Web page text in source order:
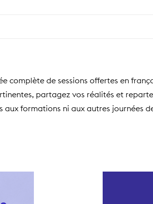
complète de sessions offertes en
partagez vos réalités et
aux formations ni aux autres journées